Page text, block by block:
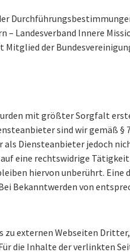
– Landesverband Innere
Mitglied der
mit größter Sorgfalt
sind wir gemäß
als Diensteanbieter jedoch
eine rechtswidrige
hiervon unberührt.
Bekanntwerden von
externen Webseiten
die Inhalte der verlinkten